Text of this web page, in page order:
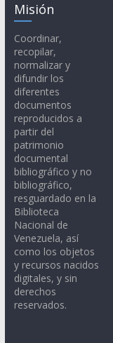
Misión
Coordinar,
recopilar,
normalizar y
difundir los
diferentes
documentos
reproducidos a
partir del
patrimonio
documental
bibliográfico y no
bibliográfico,
resguardado en la
Biblioteca
Nacional de
Venezuela, así
como los objetos
y recursos nacidos
digitales, y sin
derechos
reservados.